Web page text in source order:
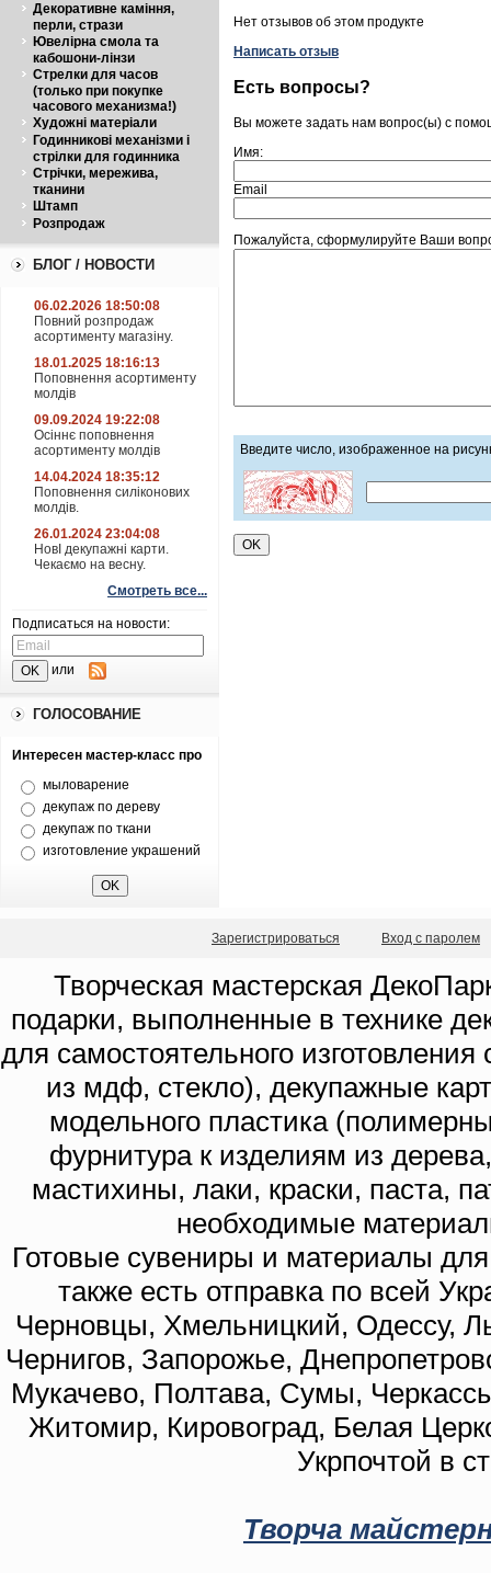
Декоративне каміння,
перли, стрази
Ювелірна смола та
кабошони-лінзи
Стрелки для часов
(только при покупке
часового механизма!)
Художні матеріали
Годинникові механізми і
стрілки для годинника
Стрічки, мережива,
тканини
Штамп
Розпродаж
БЛОГ / НОВОСТИ
06.02.2026 18:50:08
Повний розпродаж
асортименту магазіну.
18.01.2025 18:16:13
Поповнення асортименту
молдів
09.09.2024 19:22:08
Осіннє поповнення
асортименту молдів
14.04.2024 18:35:12
Поповнення силіконових
молдів.
26.01.2024 23:04:08
НовІ декупажні карти.
Чекаємо на весну.
Смотреть все...
Подписаться на новости:
или
ГОЛОСОВАНИЕ
Интересен мастер-класс про
мыловарение
декупаж по дереву
декупаж по ткани
изготовление украшений
Нет отзывов об этом продукте
Написать отзыв
Есть вопросы?
Вы можете задать нам вопрос(ы) с
Имя:
Email
Пожалуйста, сформулируйте Ваши
Введите число, изображенное на
Зарегистрироваться Вход с паролем
Творческая мастерская
подарки, выполненные в технике
для самостоятельного
из мдф, стекло), декупажные
модельного пластика
фурнитура к изделиям из
мастихины, лаки, краски, паста,
необходимые
Готовые сувениры и материалы
также есть отправка по всей
Черновцы, Хмельницкий, Одессу,
Чернигов, Запорожье,
Мукачево, Полтава, Сумы,
Житомир, Кировоград, Белая
Укрпочтой в
Творча